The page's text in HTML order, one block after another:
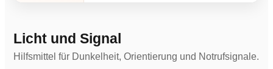
Licht und Signal
Hilfsmittel für Dunkelheit, Orientierung und Notrufsignale.